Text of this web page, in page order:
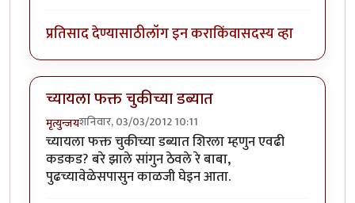
प्रतिसाद देण्यासाठीलॉग इन कराकिंवासदस्य व्हा
च्यायला फक्त चुकीच्या डब्यात
मृत्युन्जयशनिवार, 03/03/2012 10:11
च्यायला फक्त चुकीच्या डब्यात शिरला म्हणुन एवढी
कडकड? बरे झाले सांगुन ठेवले रे बाबा,
पुढच्यावेळेसपासुन काळजी घेइन आता.